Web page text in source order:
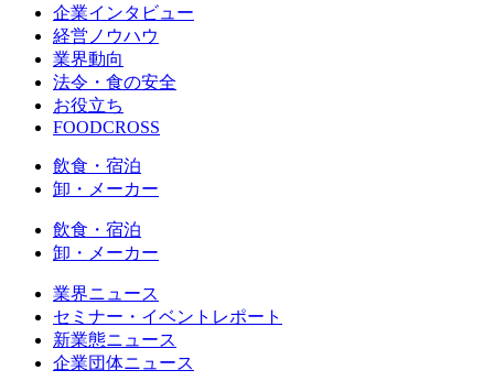
企業インタビュー
経営ノウハウ
業界動向
法令・食の安全
お役立ち
FOODCROSS
飲食・宿泊
卸・メーカー
飲食・宿泊
卸・メーカー
業界ニュース
セミナー・イベントレポート
新業態ニュース
企業団体ニュース